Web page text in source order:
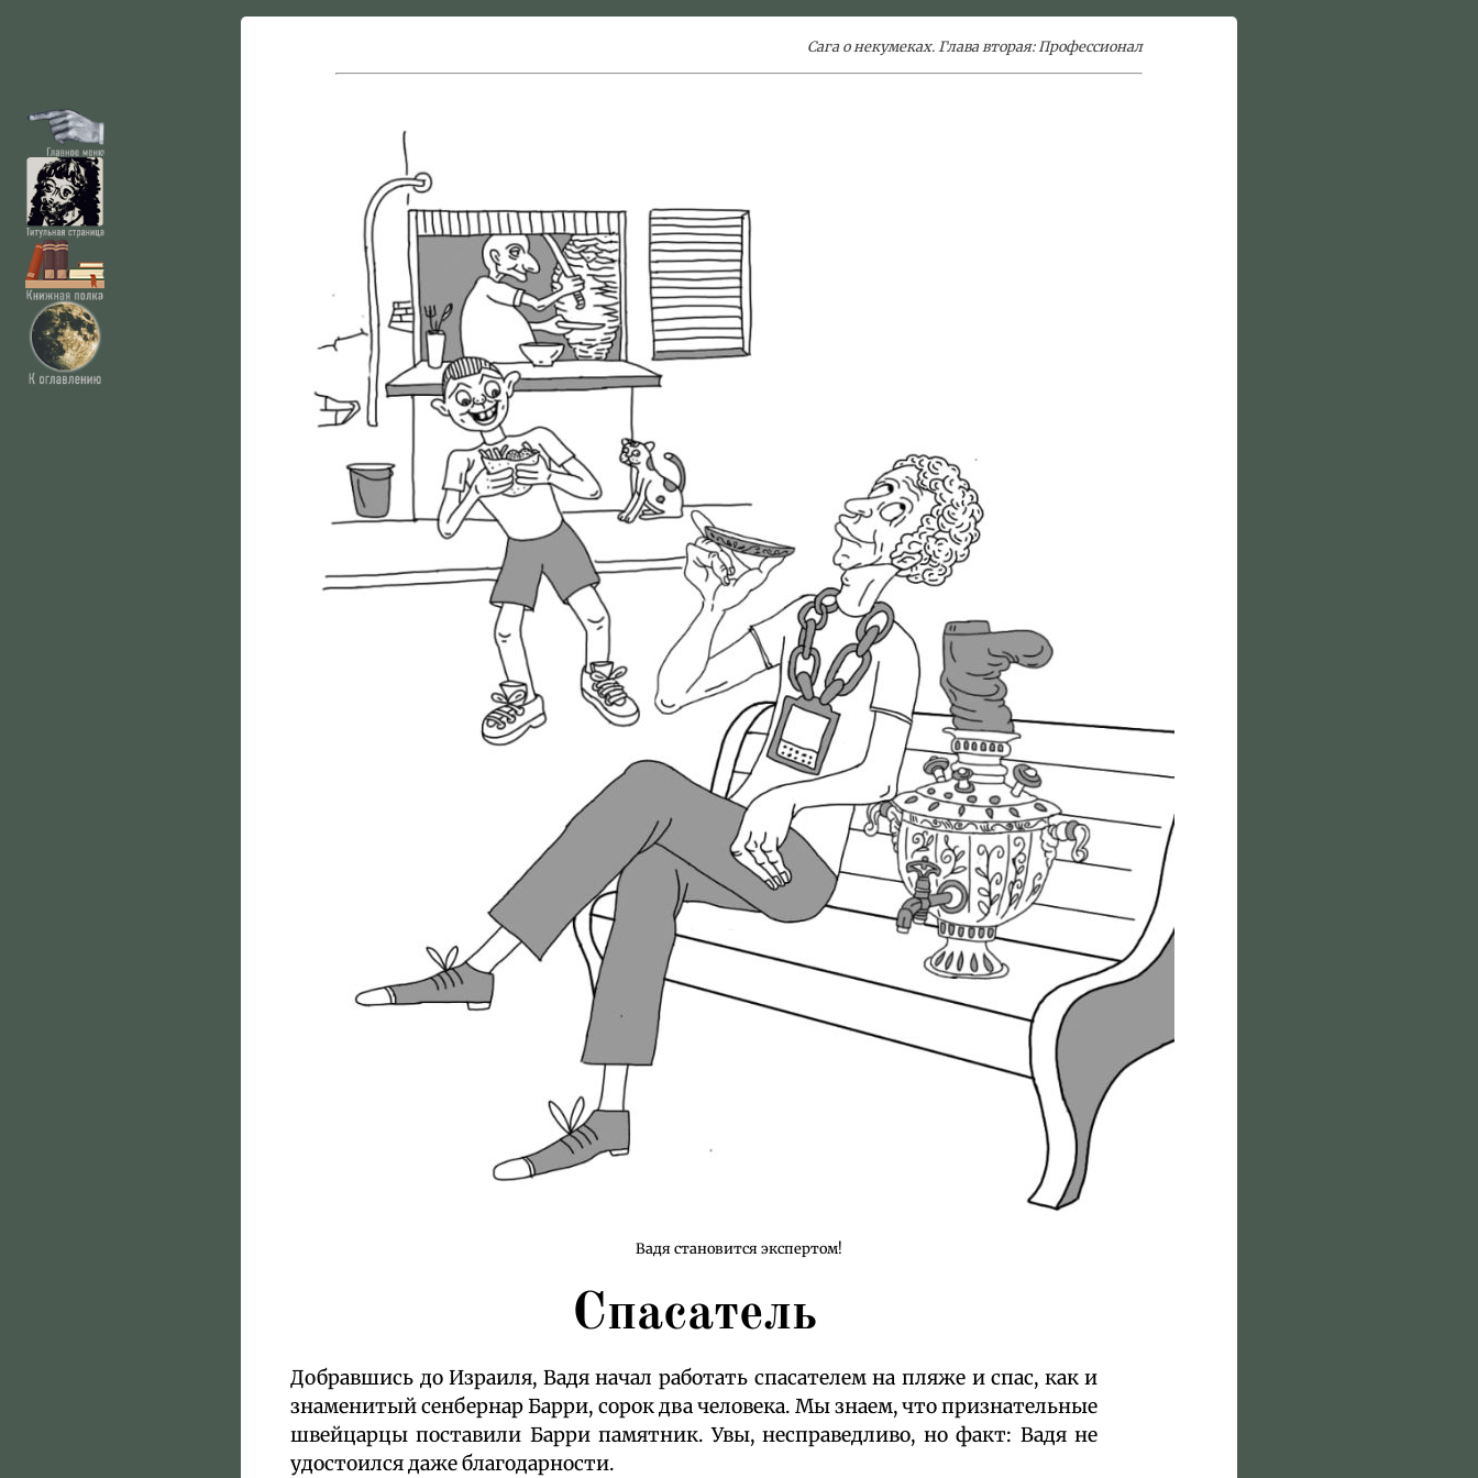
Сага о некумеках. Глава вторая: Профессионал
Вадя становится экспертом!
Спасатель
Добравшись до Израиля, Вадя начал работать спасателем на пляже и спас, как и
знаменитый сенбернар Барри, сорок два человека. Мы знаем, что признательные
швейцарцы поставили Барри памятник. Увы, несправедливо, но факт: Вадя не
удостоился даже благодарности.